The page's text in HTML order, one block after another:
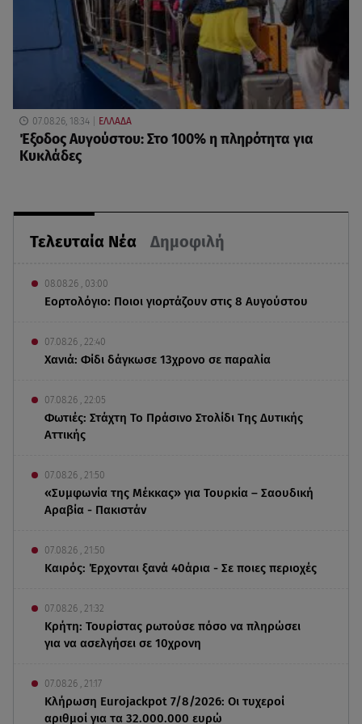
Τελευταία Νέα Δημοφιλή
08.08.26 , 03:00
Εορτολόγιο: Ποιοι γιορτάζουν στις 8 Αυγούστου
07.08.26 , 22:40
Χανιά: Φίδι δάγκωσε 13χρονο σε παραλία
07.08.26 , 22:05
Φωτιές: Στάχτη Το Πράσινο Στολίδι Της Δυτικής
Αττικής
07.08.26 , 21:50
«Συμφωνία της Μέκκας» για Τουρκία – Σαουδική
Αραβία - Πακιστάν
07.08.26 , 21:50
Καιρός: Έρχονται ξανά 40άρια - Σε ποιες περιοχές
07.08.26 , 21:32
Κρήτη: Τουρίστας ρωτούσε πόσο να πληρώσει
για να ασελγήσει σε 10χρονη
07.08.26 , 21:17
Κλήρωση Eurojackpot 7/8/2026: Οι τυχεροί
αριθμοί για τα 32.000.000 ευρώ
07.08.26, 18:34 ΕΛΛΑΔΑ
Έξοδος Αυγούστου: Στο 100% η πληρότητα για
Κυκλάδες